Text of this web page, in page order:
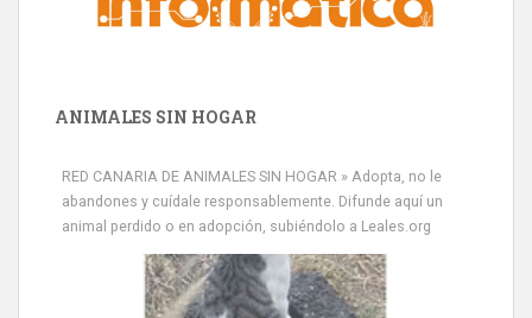
ANIMALES SIN HOGAR
RED CANARIA DE ANIMALES SIN HOGAR » Adopta, no le
abandones y cuídale responsablemente. Difunde aquí un
animal perdido o en adopción, subiéndolo a Leales.org
Minni desaparecido
» Míralo en todos los navegadores y en Google Play con Leales.org
Leales.org » Gran Canaria | 9.7.2025